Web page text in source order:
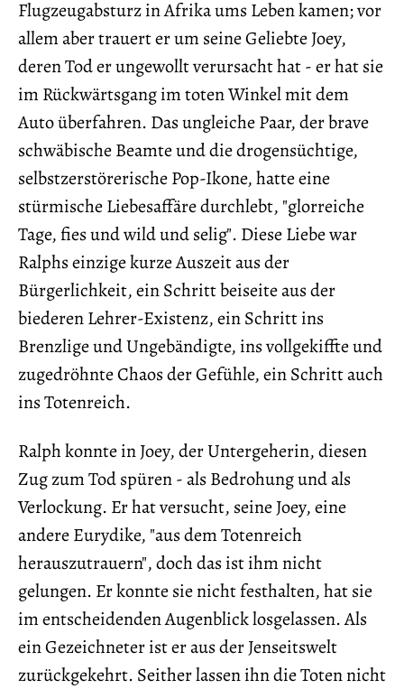
Flugzeugabsturz in Afrika ums Leben kamen; vor
allem aber trauert er um seine Geliebte Joey,
deren Tod er ungewollt verursacht hat - er hat sie
im Rückwärtsgang im toten Winkel mit dem
Auto überfahren. Das ungleiche Paar, der brave
schwäbische Beamte und die drogensüchtige,
selbstzerstörerische Pop-Ikone, hatte eine
stürmische Liebesaffäre durchlebt, "glorreiche
Tage, fies und wild und selig". Diese Liebe war
Ralphs einzige kurze Auszeit aus der
Bürgerlichkeit, ein Schritt beiseite aus der
biederen Lehrer-Existenz, ein Schritt ins
Brenzlige und Ungebändigte, ins vollgekiffte und
zugedröhnte Chaos der Gefühle, ein Schritt auch
ins Totenreich.
Ralph konnte in Joey, der Untergeherin, diesen
Zug zum Tod spüren - als Bedrohung und als
Verlockung. Er hat versucht, seine Joey, eine
andere Eurydike, "aus dem Totenreich
herauszutrauern", doch das ist ihm nicht
gelungen. Er konnte sie nicht festhalten, hat sie
im entscheidenden Augenblick losgelassen. Als
ein Gezeichneter ist er aus der Jenseitswelt
zurückgekehrt. Seither lassen ihn die Toten nicht